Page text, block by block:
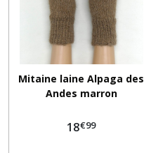
Mitaine laine Alpaga des
Andes marron
18€99